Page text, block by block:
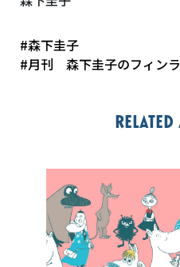
#森下圭子
#月刊 森下圭子のフィン